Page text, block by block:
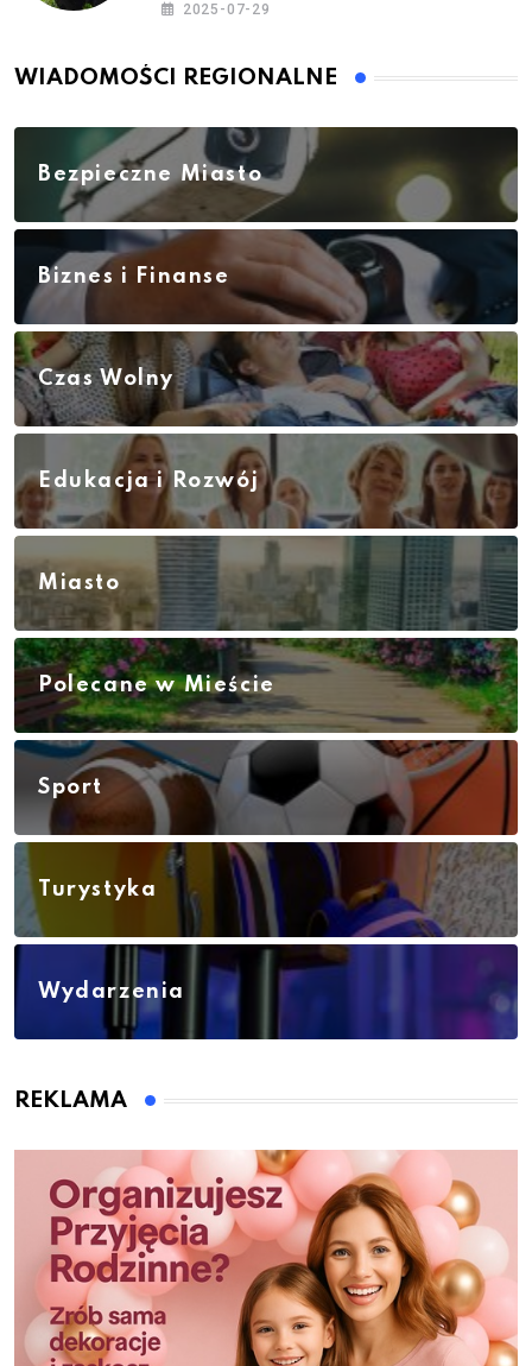
2025-07-29
WIADOMOŚCI REGIONALNE
Bezpieczne Miasto
Biznes i Finanse
Czas Wolny
Edukacja i Rozwój
Miasto
Polecane w Mieście
Sport
Turystyka
Wydarzenia
REKLAMA